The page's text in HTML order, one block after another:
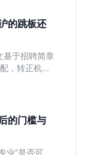
的跳板还
基于招聘简章
，转正机会
想接触真实
的门槛与
业”是否可